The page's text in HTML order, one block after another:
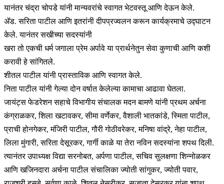
यानंतर चंद्रा चोपडे यांनी मान्यवरांचे स्वागत भेटवस्तू आणि देऊन केले.
ॲड. सरिता पाटील आणि इतरांनी दीपप्रज्वलन करून कार्यक्रमाचे उद्घाटन
केले. यानंतर सखीच्या सदस्यांनी
खरा तो एकची धर्म जगाला प्रेम अर्पावे या प्रार्थनेतुन सेवा कुणाची आणि कशी
करावी हे सांगितले.
शीतल पाटील यांनी प्रास्ताविक आणि स्वागत केले.
निता पाटील यांनी गेल्या दोन वर्षात केलेल्या कामाचा आढावा घेतला.
जायंट्स फेडरेशन सहाचे विभागीय संचालक मदन बामणे यांनी प्रथम अर्चना
कंग्राळकर, शिला खटावकर, सीमा वर्णेकर, वैशाली भातकांडे, स्मिता पाटील,
प्राची होनगेकर, मंजिरी पाटील, गौरी गोठीवरेकर, मनिषा वांद्रे, नेहा पाटील,
लिला मुंगारी, सरिता देसूरकर, गार्गी काळे या तेरा नविन सदस्यांना शपथ दिली.
त्यानंतर उपाध्यक्ष विद्या सरनोबत, अर्पणा पाटील, सचिव सुलक्षणा शिन्नोळकर
आणि खजिनदारा अर्चना पाटील संचालिका ज्योती सांगुकर, ज्योती पवार,